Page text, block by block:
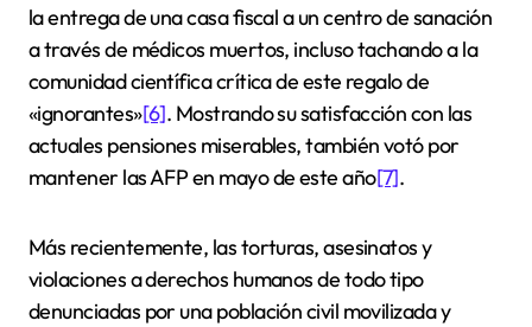
la entrega de una casa fiscal a un centro de sanación
a través de médicos muertos, incluso tachando a la
comunidad científica crítica de este regalo de
«ignorantes»[6]. Mostrando su satisfacción con las
actuales pensiones miserables, también votó por
mantener las AFP en mayo de este año[7].
Más recientemente, las torturas, asesinatos y
violaciones a derechos humanos de todo tipo
denunciadas por una población civil movilizada y